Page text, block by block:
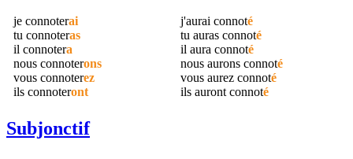
je connoterai
tu connoteras
il connotera
nous connoterons
vous connoterez
ils connoteront
j'aurai connoté
tu auras connoté
il aura connoté
nous aurons connoté
vous aurez connoté
ils auront connoté
Subjonctif